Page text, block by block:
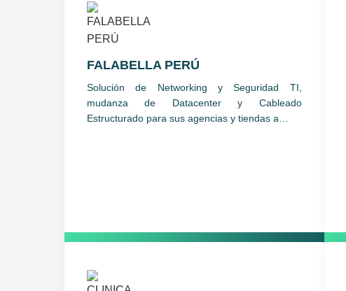
FALABELLA PERÚ
Solución de Networking y Seguridad TI,
mudanza de Datacenter y Cableado
Estructurado para sus agencias y tiendas a…